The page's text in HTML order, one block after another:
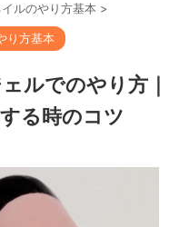
ルのやり方基本 >
り方基本
ルでのやり方｜
る時のコツ